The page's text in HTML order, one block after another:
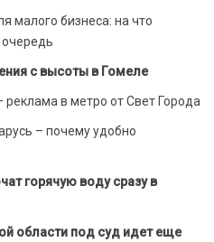
малого бизнеса: на что
с высоты в Гомеле
в метро от Свет Города
– почему удобно
горячую воду сразу в
области под суд идет еще